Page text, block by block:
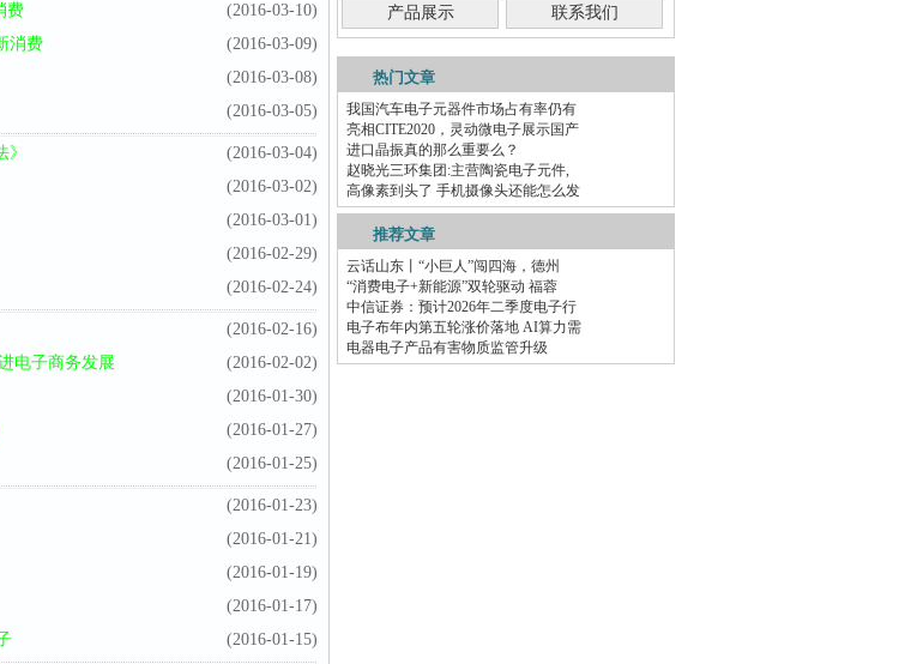
费 (2016-03-10)
消费 (2016-03-09)
(2016-03-08)
(2016-03-05)
(2016-03-04)
(2016-03-02)
(2016-03-01)
(2016-02-29)
(2016-02-24)
(2016-02-16)
电子商务发展 (2016-02-02)
(2016-01-30)
(2016-01-27)
(2016-01-25)
(2016-01-23)
(2016-01-21)
(2016-01-19)
(2016-01-17)
(2016-01-15)
产品展示 联系我们
热门文章
我国汽车电子元器件市场占有率仍有
亮相CITE2020，灵动微电子展示国产
进口晶振真的那么重要么？
赵晓光三环集团:主营陶瓷电子元件,
高像素到头了 手机摄像头还能怎么发
推荐文章
云话山东丨“小巨人”闯四海，德州
“消费电子+新能源”双轮驱动 福蓉
中信证券：预计2026年二季度电子行
电子布年内第五轮涨价落地 AI算力需
电器电子产品有害物质监管升级